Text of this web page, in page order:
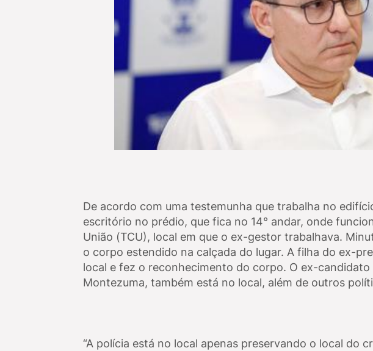
De acordo com uma testemunha que trabalha no
escritório no prédio, que fica no 14° andar, onde
União (TCU), local em que o ex-gestor trabalhava.
o corpo estendido na calçada do lugar. A filha do ex-
local e fez o reconhecimento do corpo. O ex-candidato
Montezuma, também está no local, além de outros
“A polícia está no local apenas preservando o local do